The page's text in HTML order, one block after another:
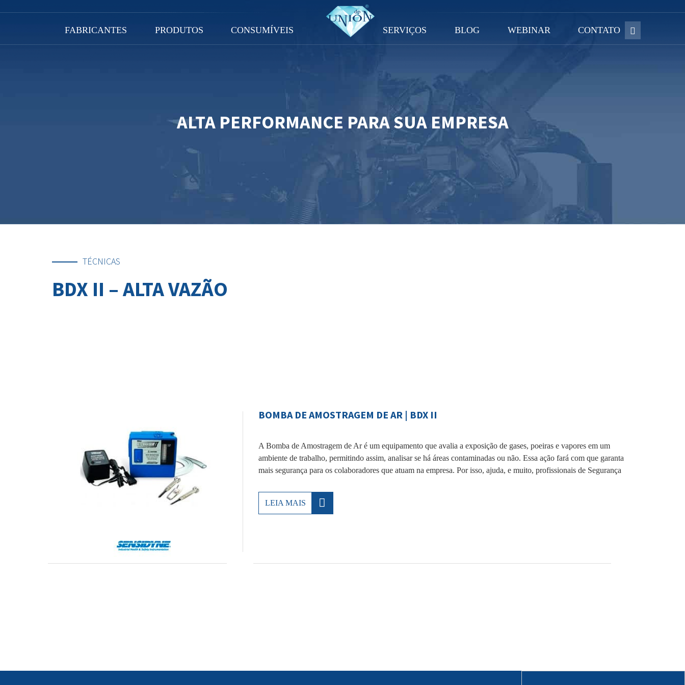
FABRICANTES PRODUTOS CONSUMÍVEIS SERVIÇOS BLOG WEBINAR CONTATO
ALTA PERFORMANCE PARA SUA EMPRESA
TÉCNICAS
BDX II – ALTA VAZÃO
BOMBA DE AMOSTRAGEM DE AR | BDX II
A Bomba de Amostragem de Ar é um equipamento que avalia a exposição de gases, poeiras e vapores em um
ambiente de trabalho, permitindo assim, analisar se há áreas contaminadas ou não. Essa ação fará com que garanta
mais segurança para os colaboradores que atuam na empresa. Por isso, ajuda, e muito, profissionais de Segurança
LEIA MAIS